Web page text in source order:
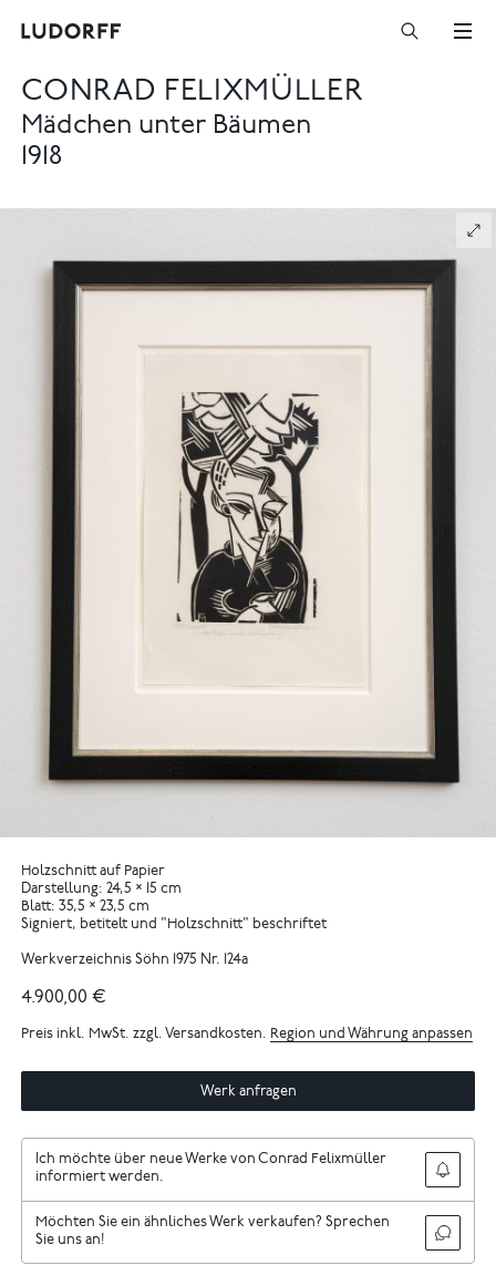
CONRAD FELIXMÜLLER
Mädchen unter Bäumen
1918
Holzschnitt auf Papier
Darstellung: 24,5 × 15 cm
Blatt: 35,5 × 23,5 cm
Signiert, betitelt und "Holzschnitt" beschriftet
Werkverzeichnis Söhn 1975 Nr. 124a
4.900,00 €
Preis inkl. MwSt. zzgl. Versandkosten. Region und Währung anpassen
Werk anfragen
Ich möchte über neue Werke von Conrad Felixmüller
informiert werden.
Möchten Sie ein ähnliches Werk verkaufen? Sprechen
Sie uns an!